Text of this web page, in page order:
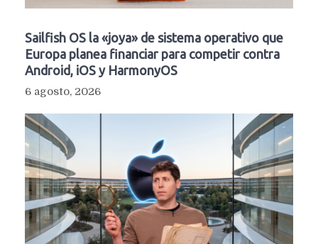
Sailfish OS la «joya» de sistema operativo que
Europa planea financiar para competir contra
Android, iOS y HarmonyOS
6 agosto, 2026